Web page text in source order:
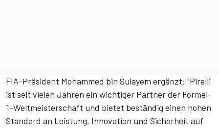
FIA-Präsident Mohammed bin Sulayem ergänzt: "Pirelli
ist seit vielen Jahren ein wichtiger Partner der Formel-
1-Weltmeisterschaft und bietet beständig einen hohen
Standard an Leistung, Innovation und Sicherheit auf